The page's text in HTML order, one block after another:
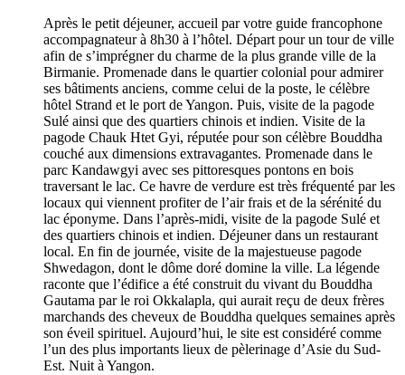
Après le petit déjeuner, accueil par votre guide francophone
accompagnateur à 8h30 à l’hôtel. Départ pour un tour de ville
afin de s’imprégner du charme de la plus grande ville de la
Birmanie. Promenade dans le quartier colonial pour admirer
ses bâtiments anciens, comme celui de la poste, le célèbre
hôtel Strand et le port de Yangon. Puis, visite de la pagode
Sulé ainsi que des quartiers chinois et indien. Visite de la
pagode Chauk Htet Gyi, réputée pour son célèbre Bouddha
couché aux dimensions extravagantes. Promenade dans le
parc Kandawgyi avec ses pittoresques pontons en bois
traversant le lac. Ce havre de verdure est très fréquenté par les
locaux qui viennent profiter de l’air frais et de la sérénité du
lac éponyme. Dans l’après-midi, visite de la pagode Sulé et
des quartiers chinois et indien. Déjeuner dans un restaurant
local. En fin de journée, visite de la majestueuse pagode
Shwedagon, dont le dôme doré domine la ville. La légende
raconte que l’édifice a été construit du vivant du Bouddha
Gautama par le roi Okkalapla, qui aurait reçu de deux frères
marchands des cheveux de Bouddha quelques semaines après
son éveil spirituel. Aujourd’hui, le site est considéré comme
l’un des plus importants lieux de pèlerinage d’Asie du Sud-
Est. Nuit à Yangon.